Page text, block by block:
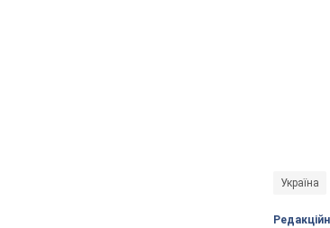
Україна